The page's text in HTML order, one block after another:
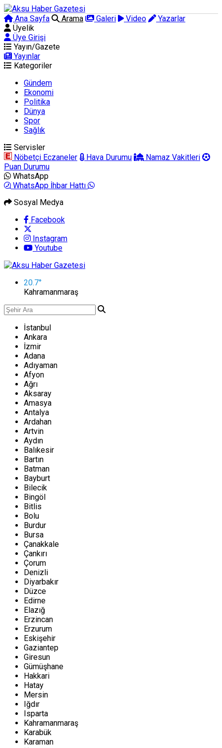
Ana Sayfa Arama Galeri Video
Yazarlar
Üyelik
Üye Girişi
Yayın/Gazete
Yayınlar
Kategoriler
Gündem
Ekonomi
Politika
Dünya
Spor
Sağlık
Servisler
Nöbetçi Eczaneler
Hava Durumu
Namaz Vakitleri
Puan Durumu
WhatsApp
WhatsApp İhbar Hattı
Sosyal Medya
Facebook
Instagram
Youtube
20.7°
Kahramanmaraş
İstanbul
Ankara
İzmir
Adana
Adıyaman
Afyon
Ağrı
Aksaray
Amasya
Antalya
Ardahan
Artvin
Aydın
Balıkesir
Bartın
Batman
Bayburt
Bilecik
Bingöl
Bitlis
Bolu
Burdur
Bursa
Çanakkale
Çankırı
Çorum
Denizli
Diyarbakır
Düzce
Edirne
Elazığ
Erzincan
Erzurum
Eskişehir
Gaziantep
Giresun
Gümüşhane
Hakkari
Hatay
Mersin
Iğdır
Isparta
Kahramanmaraş
Karabük
Karaman